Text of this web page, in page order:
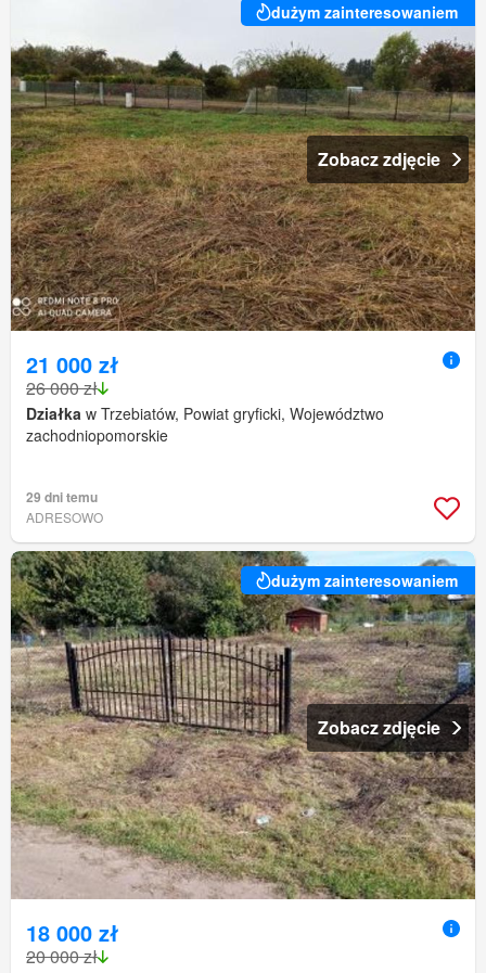
dużym zainteresowaniem
Zobacz zdjęcie
21 000 zł
26 000 zł
Działka w Trzebiatów, Powiat gryficki, Województwo
zachodniopomorskie
29 dni temu
ADRESOWO
dużym zainteresowaniem
Zobacz zdjęcie
18 000 zł
20 000 zł